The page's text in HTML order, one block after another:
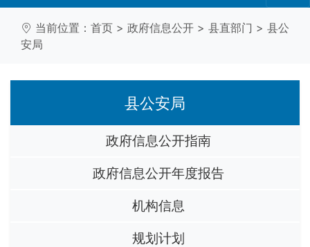
当前位置： 首页 > 政府信息公开 > 县直部门 > 县公
安局
县公安局
政府信息公开指南
政府信息公开年度报告
机构信息
规划计划